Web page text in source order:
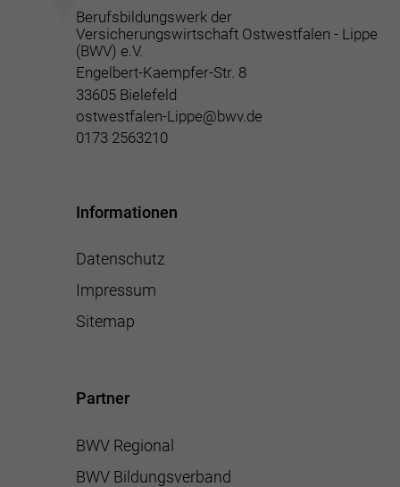
Berufsbildungswerk der
Versicherungswirtschaft Ostwestfalen - Lippe
(BWV) e.V.
Engelbert-Kaempfer-Str. 8
33605 Bielefeld
ostwestfalen-Lippe@bwv.de
0173 2563210
Informationen
Datenschutz
Impressum
Sitemap
Partner
BWV Regional
BWV Bildungsverband